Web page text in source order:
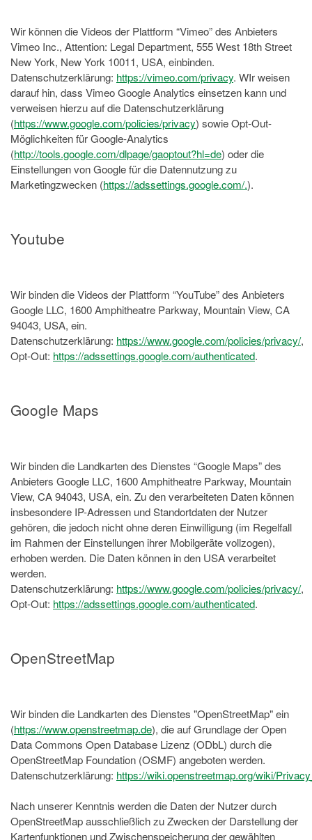
Wir können die Videos der Plattform “Vimeo” des Anbieters
Vimeo Inc., Attention: Legal Department, 555 West 18th Street
New York, New York 10011, USA, einbinden.
Datenschutzerklärung: https://vimeo.com/privacy. WIr weisen
darauf hin, dass Vimeo Google Analytics einsetzen kann und
verweisen hierzu auf die Datenschutzerklärung
(https://www.google.com/policies/privacy) sowie Opt-Out-
Möglichkeiten für Google-Analytics
(http://tools.google.com/dlpage/gaoptout?hl=de) oder die
Einstellungen von Google für die Datennutzung zu
Marketingzwecken (https://adssettings.google.com/.).
Youtube
Wir binden die Videos der Plattform “YouTube” des Anbieters
Google LLC, 1600 Amphitheatre Parkway, Mountain View, CA
94043, USA, ein.
Datenschutzerklärung: https://www.google.com/policies/privacy/,
Opt-Out: https://adssettings.google.com/authenticated.
Google Maps
Wir binden die Landkarten des Dienstes “Google Maps” des
Anbieters Google LLC, 1600 Amphitheatre Parkway, Mountain
View, CA 94043, USA, ein. Zu den verarbeiteten Daten können
insbesondere IP-Adressen und Standortdaten der Nutzer
gehören, die jedoch nicht ohne deren Einwilligung (im Regelfall
im Rahmen der Einstellungen ihrer Mobilgeräte vollzogen),
erhoben werden. Die Daten können in den USA verarbeitet
werden.
Datenschutzerklärung: https://www.google.com/policies/privacy/,
Opt-Out: https://adssettings.google.com/authenticated.
OpenStreetMap
Wir binden die Landkarten des Dienstes "OpenStreetMap" ein
(https://www.openstreetmap.de), die auf Grundlage der Open
Data Commons Open Database Lizenz (ODbL) durch die
OpenStreetMap Foundation (OSMF) angeboten werden.
Datenschutzerklärung: https://wiki.openstreetmap.org/wiki/
Nach unserer Kenntnis werden die Daten der Nutzer durch
OpenStreetMap ausschließlich zu Zwecken der Darstellung der
Kartenfunktionen und Zwischenspeicherung der gewählten